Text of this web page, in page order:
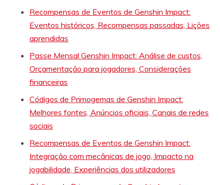
Recompensas de Eventos de Genshin Impact:
Eventos históricos, Recompensas passadas, Lições
aprendidas
Passe Mensal Genshin Impact: Análise de custos,
Orçamentação para jogadores, Considerações
financeiras
Códigos de Primogemas de Genshin Impact:
Melhores fontes, Anúncios oficiais, Canais de redes
sociais
Recompensas de Eventos de Genshin Impact:
Integração com mecânicas de jogo, Impacto na
jogabilidade, Experiências dos utilizadores